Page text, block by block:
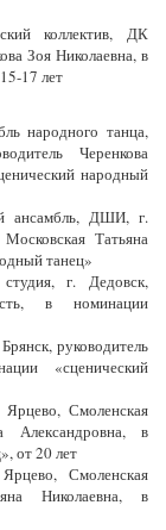
коллектив, ДК
Зоя Николаевна, в
17 лет
народного танца,
Черенкова
народный
ансамбль, ДШИ, г.
Татьяна
танец»
студия, г. Дедовск,
в номинации
руководитель
«сценический
Смоленская
Александровна, в
от 20 лет
Смоленская
Николаевна, в